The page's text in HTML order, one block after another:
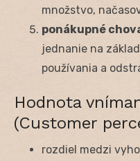
množstvo,
ponákupné
jednanie na
používania a
Hodnota
(Customer
rozdiel medzi